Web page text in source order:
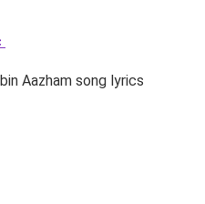
Aazham song lyrics